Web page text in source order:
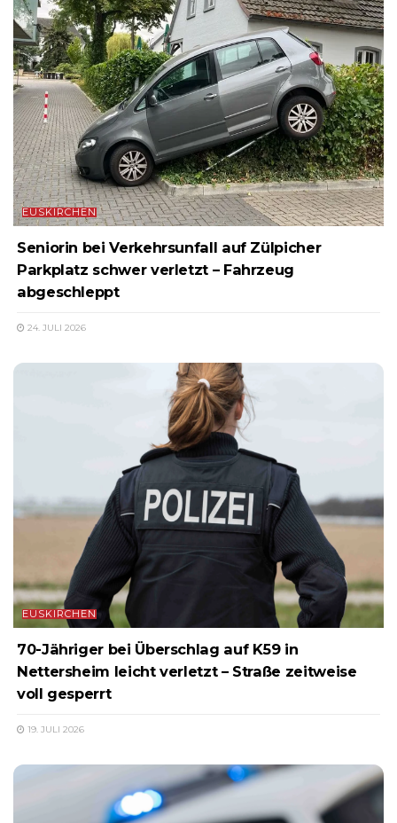
EUSKIRCHEN
Seniorin bei Verkehrsunfall auf Zülpicher
Parkplatz schwer verletzt – Fahrzeug
abgeschleppt
24. JULI 2026
EUSKIRCHEN
70-Jähriger bei Überschlag auf K59 in
Nettersheim leicht verletzt – Straße zeitweise
voll gesperrt
19. JULI 2026